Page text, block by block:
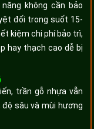
không cần bảo
đối trong suốt 15-
kiệm chi phí bảo trì,
hay thạch cao dễ bị
trần gỗ nhựa vẫn
sâu và mùi hương